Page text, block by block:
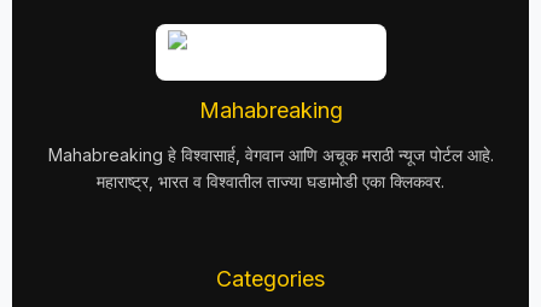
Mahabreaking
Mahabreaking हे विश्वासार्ह, वेगवान आणि अचूक मराठी न्यूज पोर्टल आहे.
महाराष्ट्र, भारत व विश्वातील ताज्या घडामोडी एका क्लिकवर.
Categories